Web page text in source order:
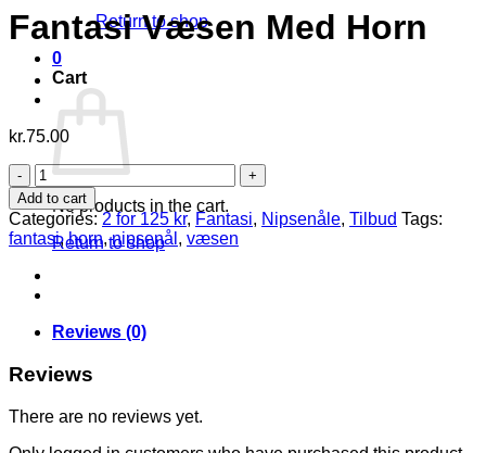
Return to shop
0
Cart
No products in the cart.
Return to shop
Fantasi Væsen Med Horn
kr.75.00
Fantasi
Væsen
Med
Horn
quantity
Add to cart
Categories: 2 for 125 kr, Fantasi, Nipsenåle, Tilbud Tags:
fantasi,horn,nipsenål , væsen
Reviews (0)
Reviews
There are no reviews yet.